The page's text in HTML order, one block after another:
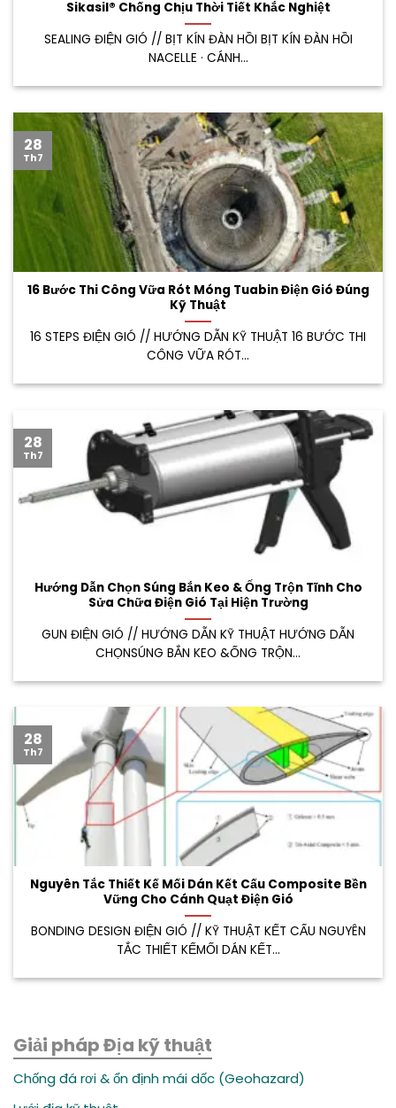
Sikasil® Chống Chịu Thời Tiết Khắc Nghiệt
SEALING ĐIỆN GIÓ // BỊT KÍN ĐÀN HỒI BỊT KÍN ĐÀN HỒI
NACELLE · CÁNH...
16 Bước Thi Công Vữa Rót Móng Tuabin Điện Gió Đúng
Kỹ Thuật
16 STEPS ĐIỆN GIÓ // HƯỚNG DẪN KỸ THUẬT 16 BƯỚC THI
CÔNG VỮA RÓT...
28
Th7
Hướng Dẫn Chọn Súng Bắn Keo & Ống Trộn Tĩnh Cho
Sửa Chữa Điện Gió Tại Hiện Trường
GUN ĐIỆN GIÓ // HƯỚNG DẪN KỸ THUẬT HƯỚNG DẪN
CHỌNSÚNG BẮN KEO &ỐNG TRỘN...
28
Th7
Nguyên Tắc Thiết Kế Mối Dán Kết Cấu Composite Bền
Vững Cho Cánh Quạt Điện Gió
BONDING DESIGN ĐIỆN GIÓ // KỸ THUẬT KẾT CẤU NGUYÊN
TẮC THIẾT KẾMỐI DÁN KẾT...
28
Th7
Giải pháp Địa kỹ thuật
Chống đá rơi & ổn định mái dốc (Geohazard)